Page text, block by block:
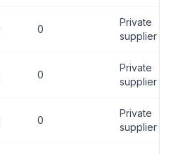
0
Private
supplier
0
Private
supplier
0
Private
supplier